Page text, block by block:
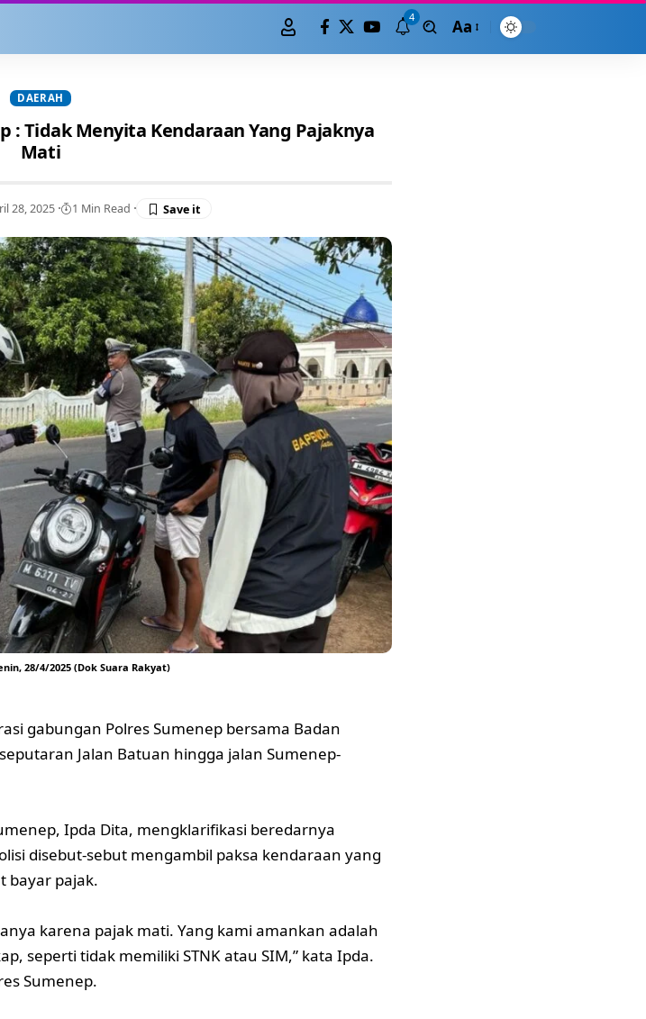
4 Aa
DAERAH
: Tidak Menyita Kendaraan Yang Pajaknya
Mati
28, 2025 1 Min Read
28/4/2025 (Dok Suara Rakyat)
gabungan Polres Sumenep bersama Badan
Jalan Batuan hingga jalan Sumenep-
Ipda Dita, mengklarifikasi beredarnya
disebut-sebut mengambil paksa kendaraan yang
bayar pajak.
karena pajak mati. Yang kami amankan adalah
seperti tidak memiliki STNK atau SIM,” kata Ipda.
Sumenep.